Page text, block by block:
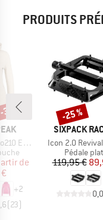
PRODUITS
Zip Hoody
réduit
de
+2
(23)
%
MARQUE
SIXPACK
Article
Icon 2.0
Product
Pédale
Prix
119,95 €Prix
0,0
Remise
-25 %